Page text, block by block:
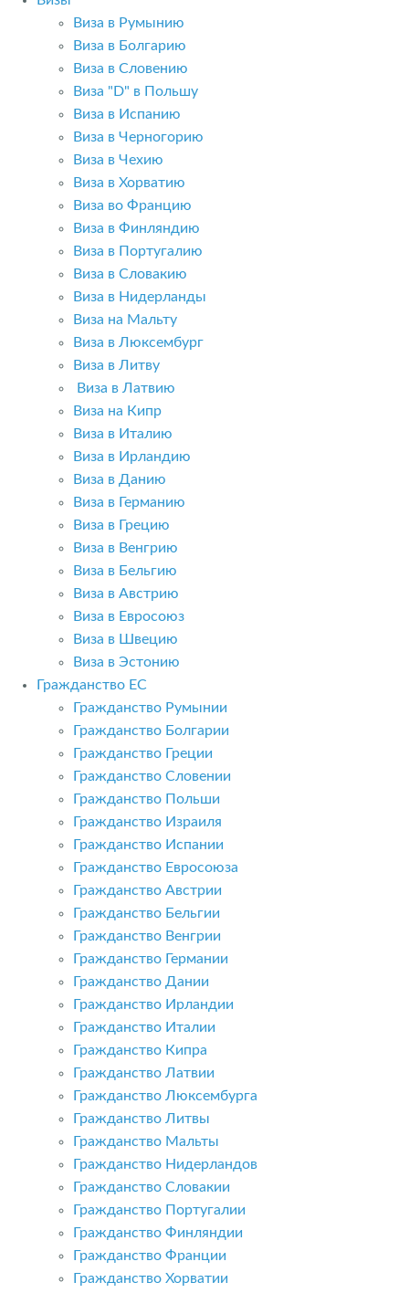
Виза в Румынию
Виза в Болгарию
Виза в Словению
Виза "D" в Польшу
Виза в Испанию
Виза в Черногорию
Виза в Чехию
Виза в Хорватию
Виза во Францию
Виза в Финляндию
Виза в Португалию
Виза в Словакию
Виза в Нидерланды
Виза на Мальту
Виза в Люксембург
Виза в Литву
Виза в Латвию
Виза на Кипр
Виза в Италию
Виза в Ирландию
Виза в Данию
Виза в Германию
Виза в Грецию
Виза в Венгрию
Виза в Бельгию
Виза в Австрию
Виза в Евросоюз
Виза в Швецию
Виза в Эстонию
Гражданство ЕС
Гражданство Румынии
Гражданство Болгарии
Гражданство Греции
Гражданство Словении
Гражданство Польши
Гражданство Израиля
Гражданство Испании
Гражданство Евросоюза
Гражданство Австрии
Гражданство Бельгии
Гражданство Венгрии
Гражданство Германии
Гражданство Дании
Гражданство Ирландии
Гражданство Италии
Гражданство Кипра
Гражданство Латвии
Гражданство Люксембурга
Гражданство Литвы
Гражданство Мальты
Гражданство Нидерландов
Гражданство Словакии
Гражданство Португалии
Гражданство Финляндии
Гражданство Франции
Гражданство Хорватии